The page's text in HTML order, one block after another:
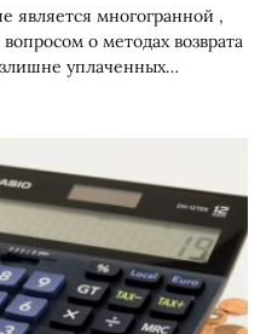
является многогранной ,
о методах возврата
уплаченных…